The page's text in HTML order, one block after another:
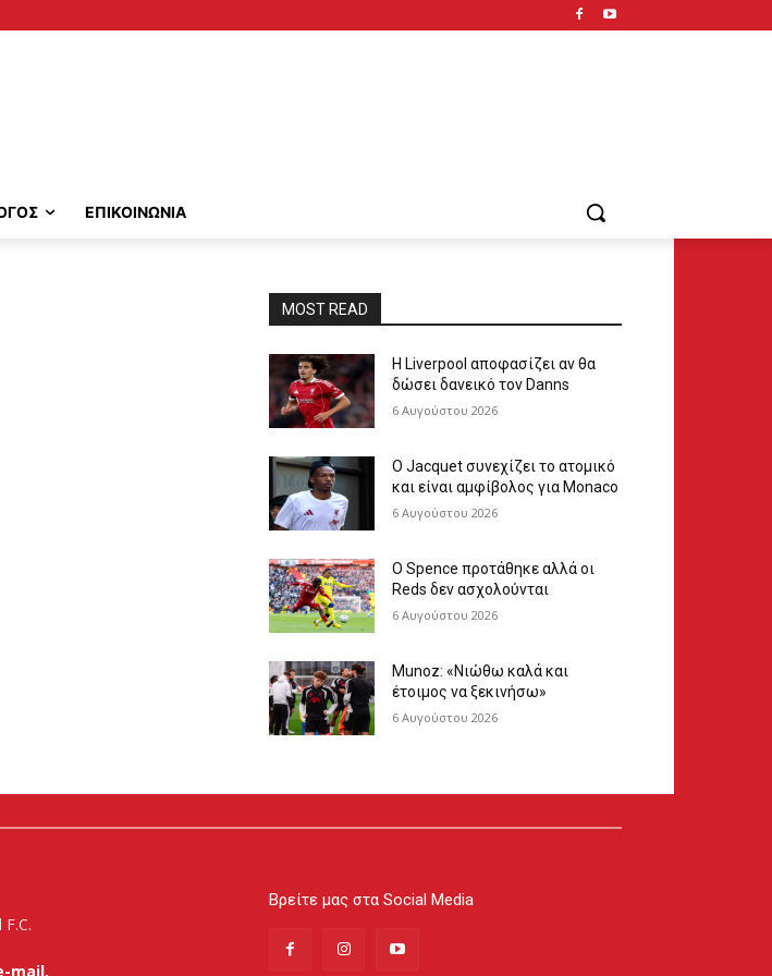
ΕΠΙΚΟΙΝΩΝΙΑ
MOST READ
Η Liverpool αποφασίζει αν θα
δώσει δανεικό τον Danns
6 Αυγούστου 2026
Ο Jacquet συνεχίζει το ατομικό
και είναι αμφίβολος για Monaco
6 Αυγούστου 2026
Ο Spence προτάθηκε αλλά οι
Reds δεν ασχολούνται
6 Αυγούστου 2026
Munoz: «Νιώθω καλά και
έτοιμος να ξεκινήσω»
6 Αυγούστου 2026
mail.
Βρείτε μας στα Social Media